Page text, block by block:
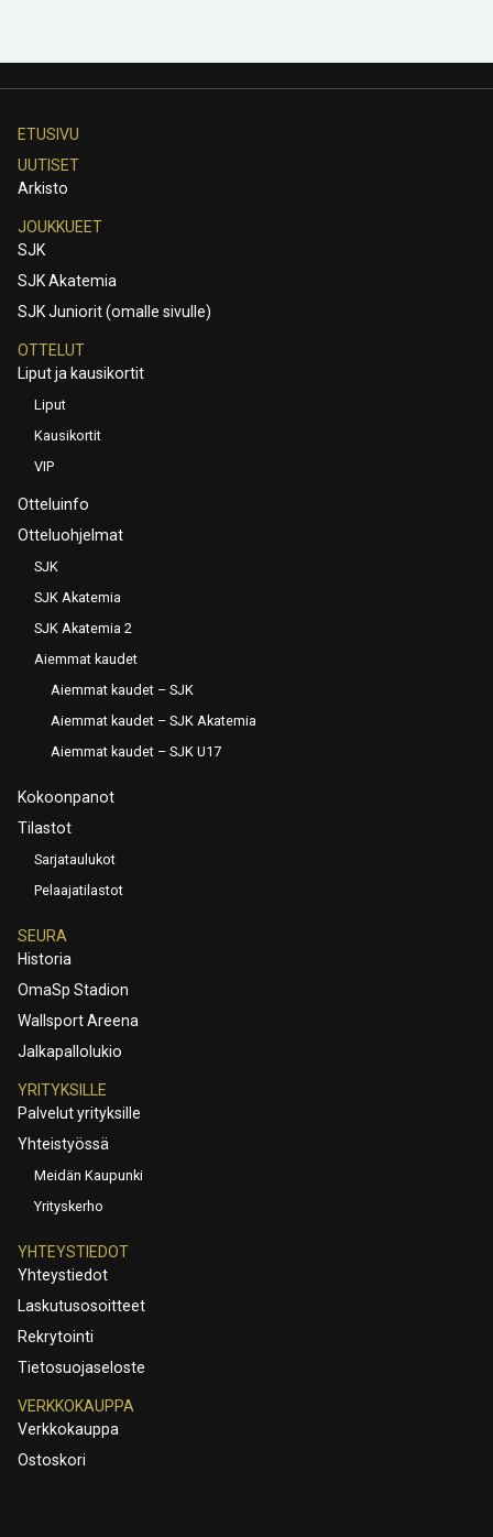
ETUSIVU
UUTISET
Arkisto
JOUKKUEET
SJK
SJK Akatemia
SJK Juniorit (omalle sivulle)
OTTELUT
Liput ja kausikortit
Liput
Kausikortit
VIP
Otteluinfo
Otteluohjelmat
SJK
SJK Akatemia
SJK Akatemia 2
Aiemmat kaudet
Aiemmat kaudet – SJK
Aiemmat kaudet – SJK Akatemia
Aiemmat kaudet – SJK U17
Kokoonpanot
Tilastot
Sarjataulukot
Pelaajatilastot
SEURA
Historia
OmaSp Stadion
Wallsport Areena
Jalkapallolukio
YRITYKSILLE
Palvelut yrityksille
Yhteistyössä
Meidän Kaupunki
Yrityskerho
YHTEYSTIEDOT
Yhteystiedot
Laskutusosoitteet
Rekrytointi
Tietosuojaseloste
VERKKOKAUPPA
Verkkokauppa
Ostoskori